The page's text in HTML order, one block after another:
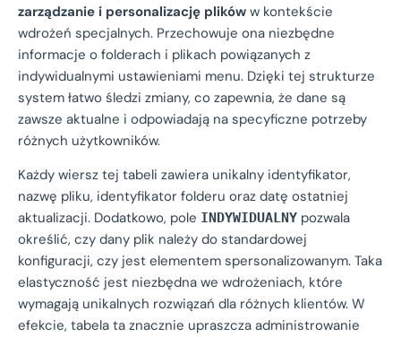
zarządzanie i personalizację plików w kontekście
wdrożeń specjalnych. Przechowuje ona niezbędne
informacje o folderach i plikach powiązanych z
indywidualnymi ustawieniami menu. Dzięki tej strukturze
system łatwo śledzi zmiany, co zapewnia, że dane są
zawsze aktualne i odpowiadają na specyficzne potrzeby
różnych użytkowników.
Każdy wiersz tej tabeli zawiera unikalny identyfikator,
nazwę pliku, identyfikator folderu oraz datę ostatniej
aktualizacji. Dodatkowo, pole INDYWIDUALNY pozwala
określić, czy dany plik należy do standardowej
konfiguracji, czy jest elementem spersonalizowanym. Taka
elastyczność jest niezbędna we wdrożeniach, które
wymagają unikalnych rozwiązań dla różnych klientów. W
efekcie, tabela ta znacznie upraszcza administrowanie